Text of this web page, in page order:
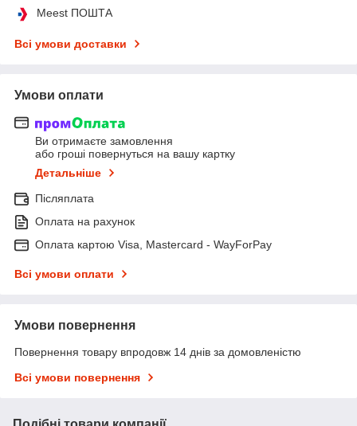
Meest ПОШТА
Всі умови доставки
Умови оплати
Ви отримаєте замовлення
або гроші повернуться на вашу картку
Детальніше
Післяплата
Оплата на рахунок
Оплата картою Visa, Mastercard - WayForPay
Всі умови оплати
Умови повернення
Повернення товару впродовж 14 днів за домовленістю
Всі умови повернення